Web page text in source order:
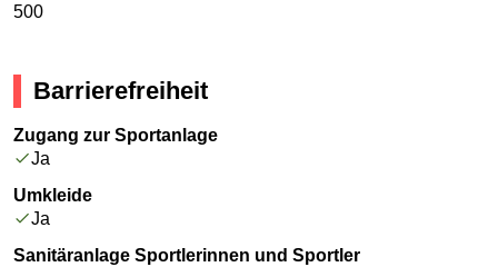
500
Barrierefreiheit
Zugang zur Sportanlage
Ja
Umkleide
Ja
Sanitäranlage Sportlerinnen und Sportler